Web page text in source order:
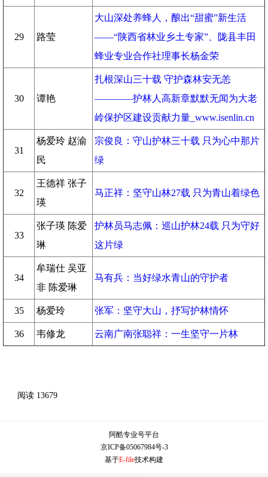
29 路莹
大山深处养蜂人，酿出“甜蜜”新生活
——“陕西省林业乡土专家”、陇县丰田
蜂业专业合作社理事长杨金荣
30 谭艳
扎根深山三十载 守护森林安无恙
————护林人高新章默默无闻为大老
岭保护区建设贡献力量_www.isenlin.cn
31
杨爱玲 赵渝
民
宗俊良：守山护林三十载 只为心中那片
绿
32
王德祥 张子
瑛
马正祥：坚守山林27载 只为青山着绿色
33
张子瑛 陈爱
琳
护林员马志佩：巡山护林24载 只为守好
这片绿
34
牟瑞仕 吴亚
非 陈爱琳
马有兵：当好绿水青山的守护者
35 杨爱玲 张军：坚守大山，抒写护林情怀
36 韦修龙 云南广南张聪祥：一生坚守一片林
阅读 13679
阿酷专业号平台
京ICP备05067984号-3
基于E-file技术构建